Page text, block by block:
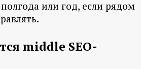
или год, если рядом
middle SEO-